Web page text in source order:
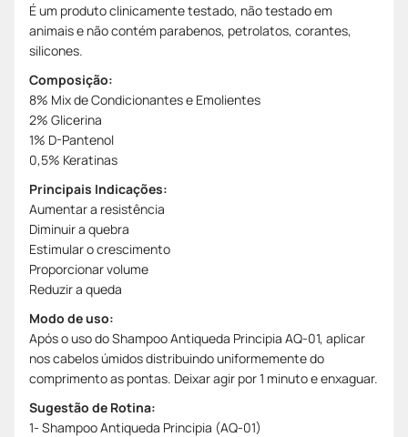
É um produto clinicamente testado, não testado em
animais e não contém parabenos, petrolatos, corantes,
silicones.
Composição:
8% Mix de Condicionantes e Emolientes
2% Glicerina
1% D-Pantenol
0,5% Keratinas
Principais Indicações:
Aumentar a resistência
Diminuir a quebra
Estimular o crescimento
Proporcionar volume
Reduzir a queda
Modo de uso:
Após o uso do Shampoo Antiqueda Principia AQ-01, aplicar
nos cabelos úmidos distribuindo uniformemente do
comprimento as pontas. Deixar agir por 1 minuto e enxaguar.
Sugestão de Rotina:
1- Shampoo Antiqueda Principia (AQ-01)